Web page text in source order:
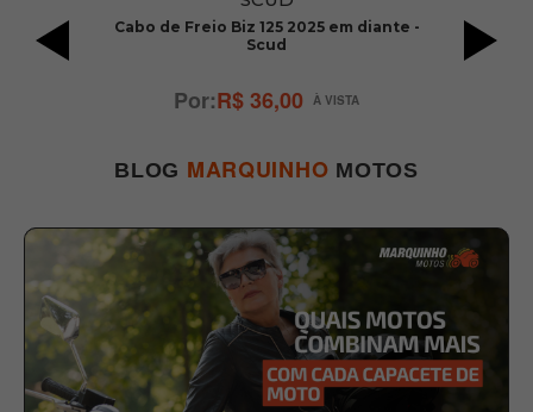
Cabo de Freio Biz 125 2025 em diante -
Scud
R$ 36,00
BLOG MARQUINHO MOTOS